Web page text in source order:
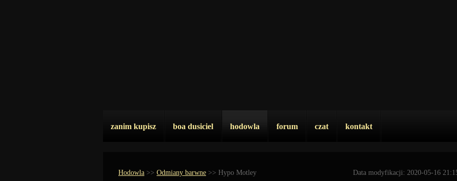
zanim kupisz boa dusiciel hodowla forum czat kontakt
Data modyfikacji: 2020-05-16
Hodowla >> Odmiany barwne >> Hypo Motley